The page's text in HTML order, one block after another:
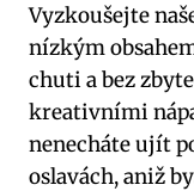
Vyzkoušejte
nízkým⁤
chuti​ a bez⁢
kreativními
nenecháte ujít
oslavách, aniž